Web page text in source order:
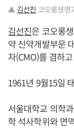
▲ 김선진 코오롱생명
김선진은 코오롱
약 신약개발부문
자(CMO)를 겸하
1961년 9월15일
서울대학교 의학
학 석사학위와 면